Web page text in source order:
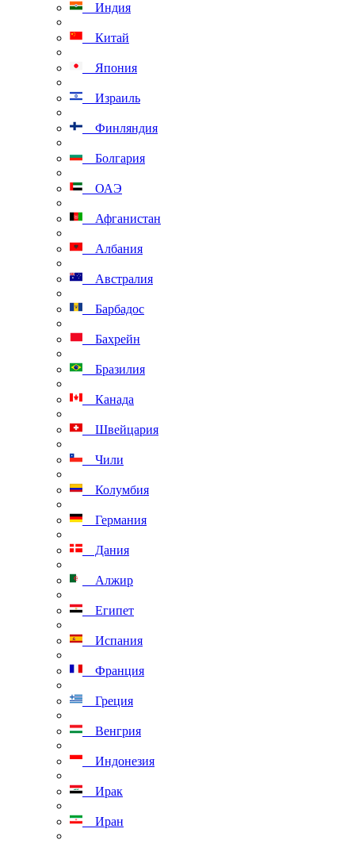
Индия
Китай
Япония
Израиль
Финляндия
Болгария
ОАЭ
Афганистан
Албания
Австралия
Барбадос
Бахрейн
Бразилия
Канада
Швейцария
Чили
Колумбия
Германия
Дания
Алжир
Египет
Испания
Франция
Греция
Венгрия
Индонезия
Ирак
Иран